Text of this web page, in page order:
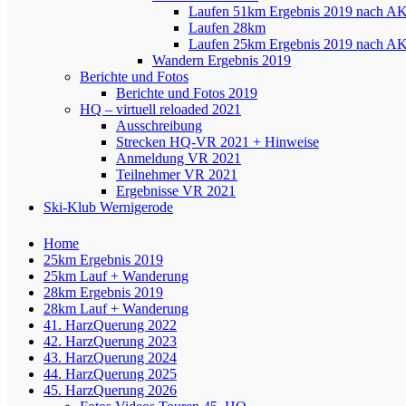
Laufen 51km Ergebnis 2019 nach
Laufen 28km
Laufen 25km Ergebnis 2019 nach
Wandern Ergebnis 2019
Berichte und Fotos
Berichte und Fotos 2019
HQ – virtuell reloaded 2021
Ausschreibung
Strecken HQ-VR 2021 + Hinweise
Anmeldung VR 2021
Teilnehmer VR 2021
Ergebnisse VR 2021
Ski-Klub Wernigerode
Home
25km Ergebnis 2019
25km Lauf + Wanderung
28km Ergebnis 2019
28km Lauf + Wanderung
41. HarzQuerung 2022
42. HarzQuerung 2023
43. HarzQuerung 2024
44. HarzQuerung 2025
45. HarzQuerung 2026